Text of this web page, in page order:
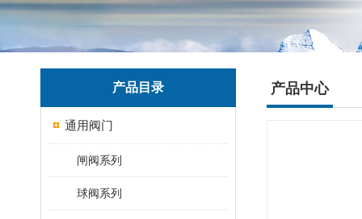
产品目录
通用阀门
闸阀系列
球阀系列
产品中心